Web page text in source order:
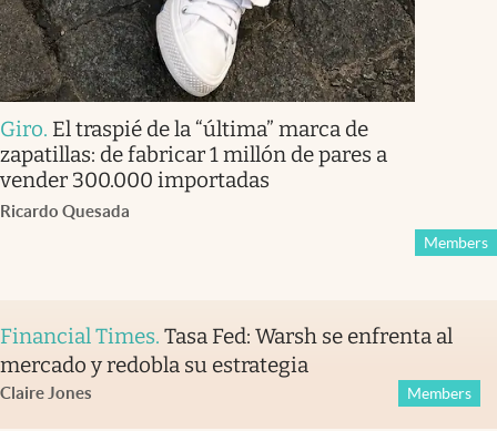
Giro. El traspié de la “última” marca de
zapatillas: de fabricar 1 millón de pares a
vender 300.000 importadas
Ricardo Quesada
Members
Financial Times. Tasa Fed: Warsh se enfrenta al
mercado y redobla su estrategia
Claire Jones Members